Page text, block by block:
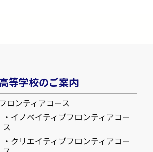
等学校のご案内
フロンティアコース
イノベイティブフロンティアコー
ス
クリエイティブフロンティアコー